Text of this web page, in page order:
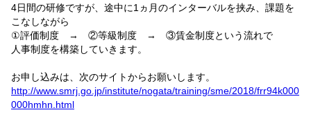
4日間の研修ですが、途中に1ヵ月のインターバルを挟み、課題を
こなしながら
①評価制度 → ②等級制度 → ③賃金制度という流れで
人事制度を構築していきます。
お申し込みは、次のサイトからお願いします。
http://www.smrj.go.jp/institute/nogata/training/sme/2018/frr94k000
000hmhn.html